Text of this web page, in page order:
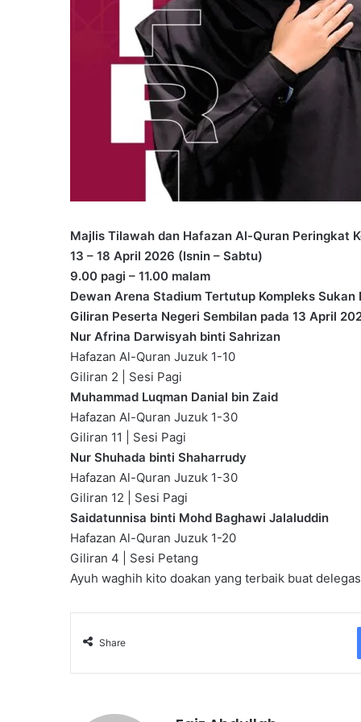
Majlis Tilawah dan Hafazan Al-Quran Peringkat
13 – 18 April 2026 (Isnin – Sabtu)
9.00 pagi – 11.00 malam
Dewan Arena Stadium Tertutup Kompleks Sukan
Giliran Peserta Negeri Sembilan pada 13 April
Nur Afrina Darwisyah binti Sahrizan
Hafazan Al-Quran Juzuk 1-10
Giliran 2 | Sesi Pagi
Muhammad Luqman Danial bin Zaid
Hafazan Al-Quran Juzuk 1-30
Giliran 11 | Sesi Pagi
Nur Shuhada binti Shaharrudy
Hafazan Al-Quran Juzuk 1-30
Giliran 12 | Sesi Pagi
Saidatunnisa binti Mohd Baghawi Jalaluddin
Hafazan Al-Quran Juzuk 1-20
Giliran 4 | Sesi Petang
Ayuh waghih kito doakan yang terbaik buat
Share